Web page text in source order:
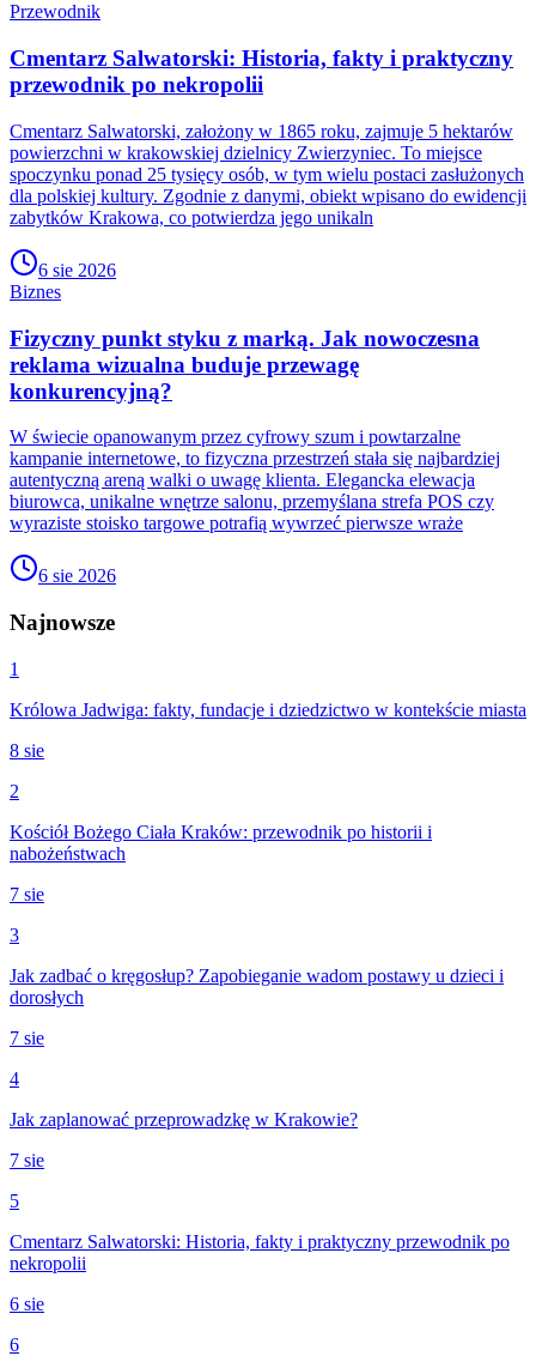
Przewodnik
Cmentarz Salwatorski: Historia, fakty i praktyczny
przewodnik po nekropolii
Cmentarz Salwatorski, założony w 1865 roku, zajmuje 5 hektarów
powierzchni w krakowskiej dzielnicy Zwierzyniec. To miejsce
spoczynku ponad 25 tysięcy osób, w tym wielu postaci zasłużonych
dla polskiej kultury. Zgodnie z danymi, obiekt wpisano do ewidencji
zabytków Krakowa, co potwierdza jego unikaln
6 sie 2026
Biznes
Fizyczny punkt styku z marką. Jak nowoczesna
reklama wizualna buduje przewagę
konkurencyjną?
W świecie opanowanym przez cyfrowy szum i powtarzalne
kampanie internetowe, to fizyczna przestrzeń stała się najbardziej
autentyczną areną walki o uwagę klienta. Elegancka elewacja
biurowca, unikalne wnętrze salonu, przemyślana strefa POS czy
wyraziste stoisko targowe potrafią wywrzeć pierwsze wraże
6 sie 2026
Najnowsze
1
Królowa Jadwiga: fakty, fundacje i dziedzictwo w kontekście miasta
8 sie
2
Kościół Bożego Ciała Kraków: przewodnik po historii i
nabożeństwach
7 sie
3
Jak zadbać o kręgosłup? Zapobieganie wadom postawy u dzieci i
dorosłych
7 sie
4
Jak zaplanować przeprowadzkę w Krakowie?
7 sie
5
Cmentarz Salwatorski: Historia, fakty i praktyczny przewodnik po
nekropolii
6 sie
6